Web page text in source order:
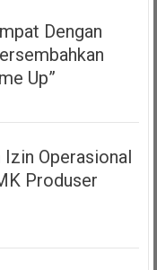
Dengan
Up”
Izin Operasional
Produser